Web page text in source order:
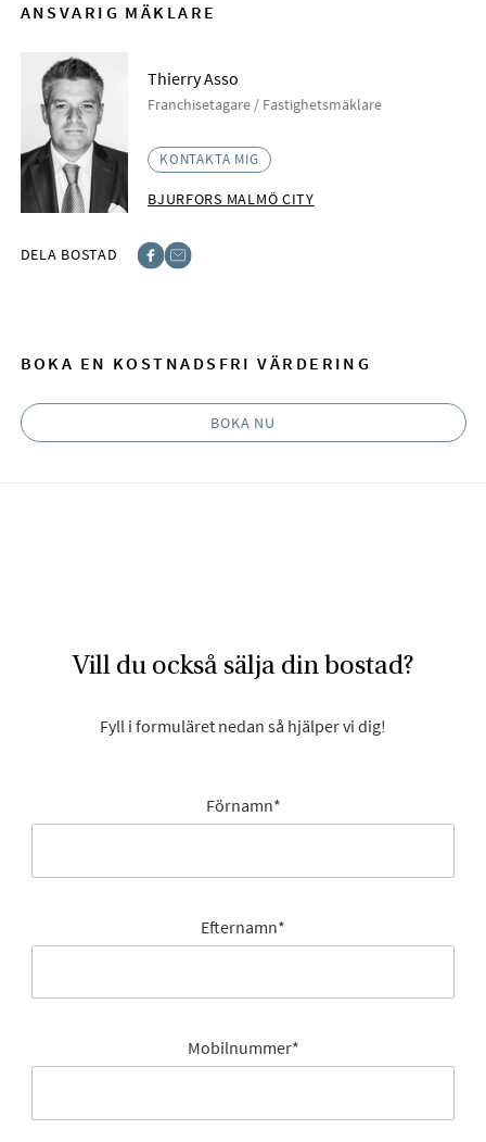
ANSVARIG MÄKLARE
Thierry Asso
Franchisetagare / Fastighetsmäklare
KONTAKTA MIG
BJURFORS MALMÖ CITY
DELA BOSTAD
BOKA EN KOSTNADSFRI VÄRDERING
BOKA NU
Vill du också sälja din bostad?
Fyll i formuläret nedan så hjälper vi dig!
Förnamn*
Efternamn*
Mobilnummer*